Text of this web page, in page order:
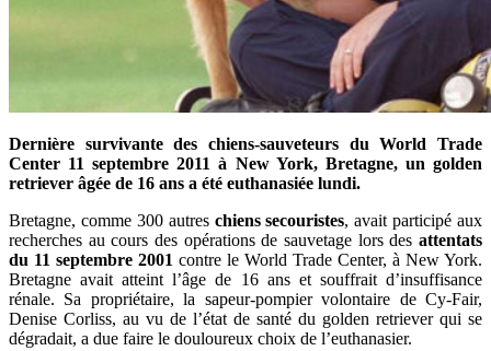
Dernière survivante des chiens-sauveteurs du World Trade
Center 11 septembre 2011 à New York, Bretagne, un golden
retriever âgée de 16 ans a été euthanasiée lundi.
Bretagne, comme 300 autres chiens secouristes, avait participé aux
recherches au cours des opérations de sauvetage lors des attentats
du 11 septembre 2001 contre le World Trade Center, à New York.
Bretagne avait atteint l’âge de 16 ans et souffrait d’insuffisance
rénale. Sa propriétaire, la sapeur-pompier volontaire de Cy-Fair,
Denise Corliss, au vu de l’état de santé du golden retriever qui se
dégradait, a due faire le douloureux choix de l’euthanasier.